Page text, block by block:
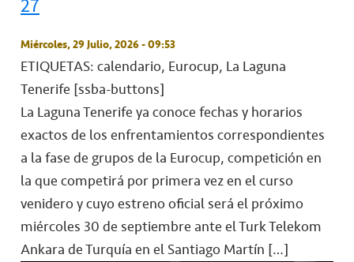
27
Miércoles, 29 Julio, 2026 - 09:53
ETIQUETAS: calendario, Eurocup, La Laguna
Tenerife [ssba-buttons]
La Laguna Tenerife ya conoce fechas y horarios
exactos de los enfrentamientos correspondientes
a la fase de grupos de la Eurocup, competición en
la que competirá por primera vez en el curso
venidero y cuyo estreno oficial será el próximo
miércoles 30 de septiembre ante el Turk Telekom
Ankara de Turquía en el Santiago Martín […]